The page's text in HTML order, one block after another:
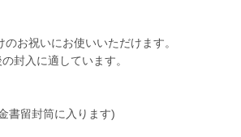
のお祝いにお使いいただけます。
封入に適しています。
書留封筒に入ります)